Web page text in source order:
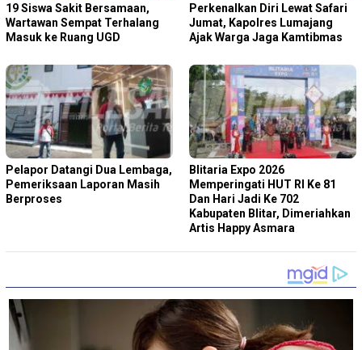
19 Siswa Sakit Bersamaan,
Wartawan Sempat Terhalang
Masuk ke Ruang UGD
Perkenalkan Diri Lewat Safari
Jumat, Kapolres Lumajang
Ajak Warga Jaga Kamtibmas
Pelapor Datangi Dua Lembaga,
Pemeriksaan Laporan Masih
Berproses
Blitaria Expo 2026
Memperingati HUT RI Ke 81
Dan Hari Jadi Ke 702
Kabupaten Blitar, Dimeriahkan
Artis Happy Asmara